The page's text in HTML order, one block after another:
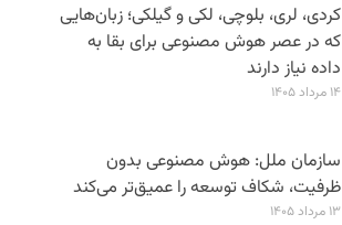
کردی، لری، بلوچی، لکی و گیلکی؛ زبان‌هایی
که در عصر هوش مصنوعی برای بقا به
داده نیاز دارند
۱۴ مرداد ۱۴۰۵
سازمان ملل: هوش مصنوعی بدون
ظرفیت، شکاف توسعه را عمیق‌تر می‌کند
۱۳ مرداد ۱۴۰۵